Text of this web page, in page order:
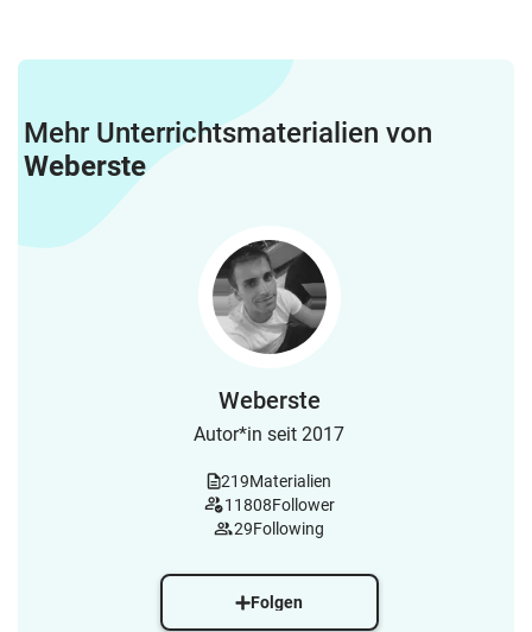
Mehr Unterrichtsmaterialien von
Weberste
Weberste
Autor*in seit 2017
219Materialien
11808Follower
29Following
Folgen